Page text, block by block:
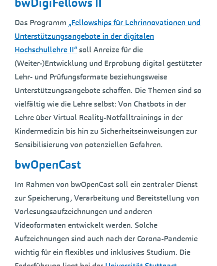
Das Programm „Fellowships für Lehrinnovationen und
Unterstützungsangebote in der digitalen
Hochschullehre II“soll Anreize für die
(Weiter-)Entwicklung und Erprobung digital gestützter
Lehr- und Prüfungsformate beziehungsweise
Unterstützungsangebote schaffen. Die Themen sind so
vielfältig wie die Lehre selbst: Von Chatbots in der
Lehre über Virtual Reality-Notfalltrainings in der
Kindermedizin bis hin zu Sicherheitseinweisungen zur
Sensibilisierung von potenziellen Gefahren.
bwOpenCast
Im Rahmen von bwOpenCast soll ein zentraler Dienst
zur Speicherung, Verarbeitung und Bereitstellung von
Vorlesungsaufzeichnungen und anderen
Videoformaten entwickelt werden. Solche
Aufzeichnungen sind auch nach der Corona-Pandemie
wichtig für ein flexibles und inklusives Studium. Die